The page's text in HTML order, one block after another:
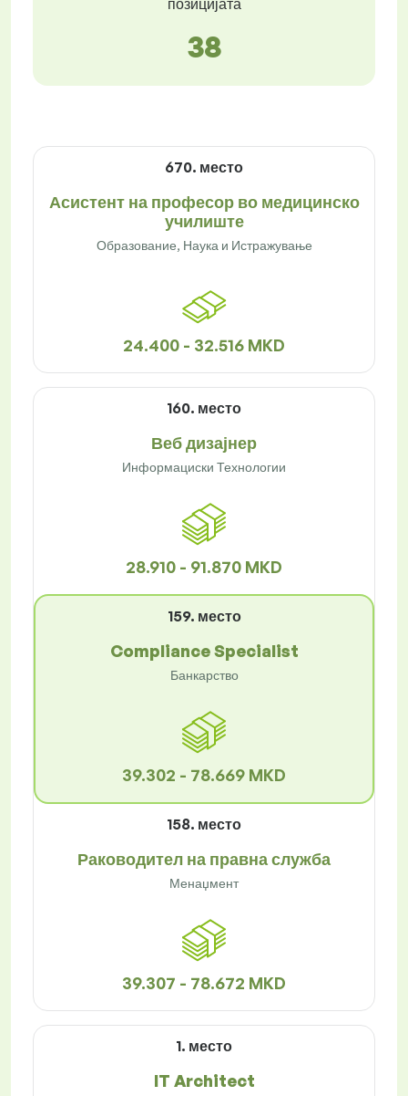
позицијата
38
670. место
Асистент на професор во медицинско
училиште
Образование, Наука и Истражување
24.400 - 32.516 MKD
160. место
Веб дизајнер
Информациски Технологии
28.910 - 91.870 MKD
159. место
Compliance Specialist
Банкарство
39.302 - 78.669 MKD
158. место
Раководител на правна служба
Менаџмент
39.307 - 78.672 MKD
1. место
IT Architect